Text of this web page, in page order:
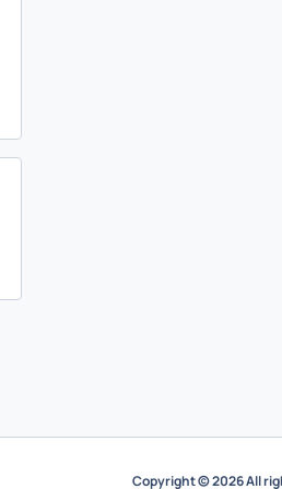
Copyright © 2026 All